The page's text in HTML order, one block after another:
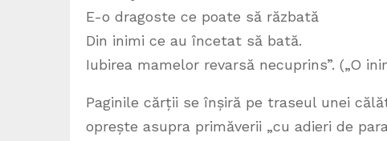
E-o dragoste ce poate să răzbată
Din inimi ce au încetat să bată.
Iubirea mamelor revarsă necuprins”. („O
Paginile cărții se înșiră pe traseul unei
oprește asupra primăverii „cu adieri de